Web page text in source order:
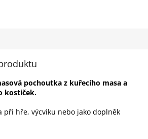
pochoutka z kuřecího masa a
kostiček.
při hře, výcviku nebo jako doplněk